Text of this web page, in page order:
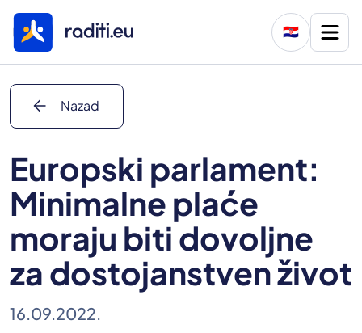
🇭🇷
arrow_back Nazad
Europski parlament:
Minimalne plaće
moraju biti dovoljne
za dostojanstven život
16.09.2022.